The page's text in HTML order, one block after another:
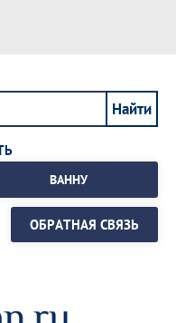
ВАННУ
ОБРАТНАЯ СВЯЗЬ